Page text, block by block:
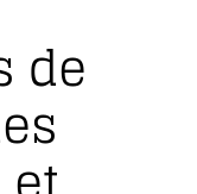
de